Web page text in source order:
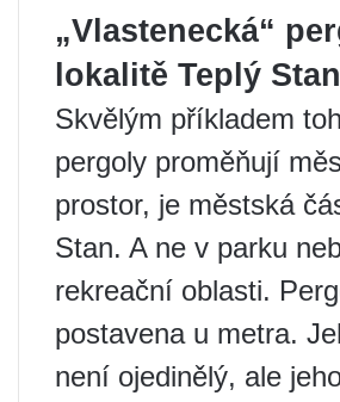
„Vlastenecká“
lokalitě Teplý Stan
Skvělým příkladem
pergoly proměňují
prostor, je městská
Stan. A ne v parku
rekreační oblasti.
postavena u metra.
není ojedinělý, ale